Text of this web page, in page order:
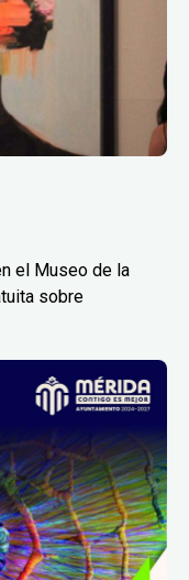
el Museo de la
sobre